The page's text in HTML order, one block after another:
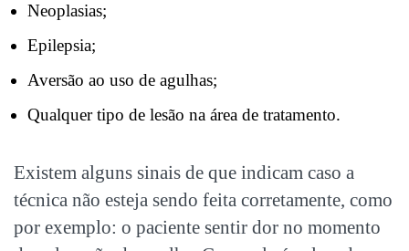
Neoplasias;
Epilepsia;
Aversão ao uso de agulhas;
Qualquer tipo de lesão na área de tratamento.
Existem alguns sinais de que indicam caso a
técnica não esteja sendo feita corretamente, como
por exemplo: o paciente sentir dor no momento